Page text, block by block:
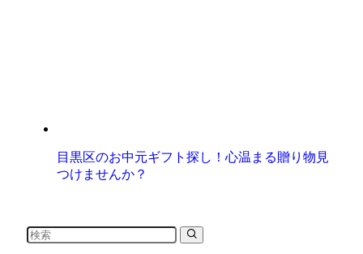
目黒区のお中元ギフト探し！心温まる贈り物見
つけませんか？